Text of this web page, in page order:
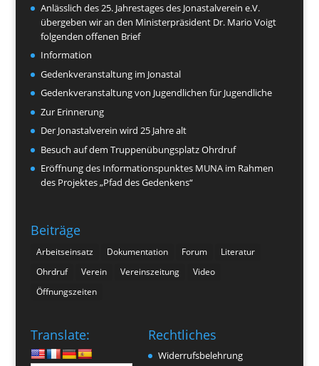
Anlässlich des 25. Jahrestages des Jonastalverein e.V.
übergeben wir an den Ministerpräsident Dr. Mario Voigt
folgenden offenen Brief
Information
Gedenkveranstaltung im Jonastal
Gedenkveranstaltung von Jugendlichen für Jugendliche
Zur Erinnerung
Der Jonastalverein wird 25 Jahre alt
Besuch auf dem Truppenübungsplatz Ohrdruf
Eröffnung des Informationspunktes MUNA im Rahmen
des Projektes „Pfad des Gedenkens“
Beiträge
Arbeitseinsatz Dokumentation Forum
Literatur
Ohrdruf
Verein Vereinszeitung
Video
Öffnungszeiten
Translate: Rechtliches
Widerrufsbelehrung